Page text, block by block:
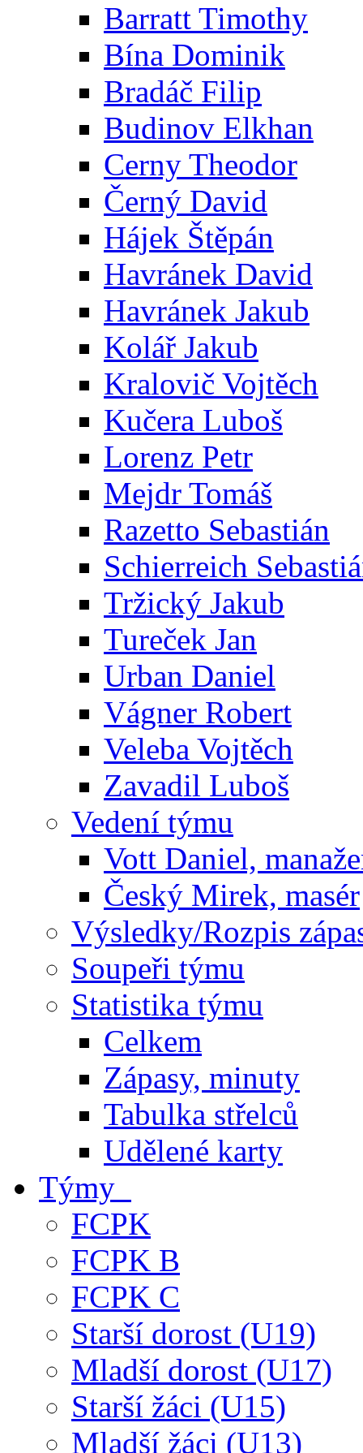
Barratt Timothy
Bína Dominik
Bradáč Filip
Budinov Elkhan
Cerny Theodor
Černý David
Hájek Štěpán
Havránek David
Havránek Jakub
Kolář Jakub
Kralovič Vojtěch
Kučera Luboš
Lorenz Petr
Mejdr Tomáš
Razetto Sebastián
Schierreich
Tržický Jakub
Tureček Jan
Urban Daniel
Vágner Robert
Veleba Vojtěch
Zavadil Luboš
Vedení týmu
Vott Daniel,
Český Mirek, masér
Výsledky/Rozpis
Soupeři týmu
Statistika týmu
Celkem
Zápasy, minuty
Tabulka střelců
Udělené karty
Týmy
FCPK
FCPK B
FCPK C
Starší dorost (U19)
Mladší dorost (U17)
Starší žáci (U15)
Mladší žáci (U13)